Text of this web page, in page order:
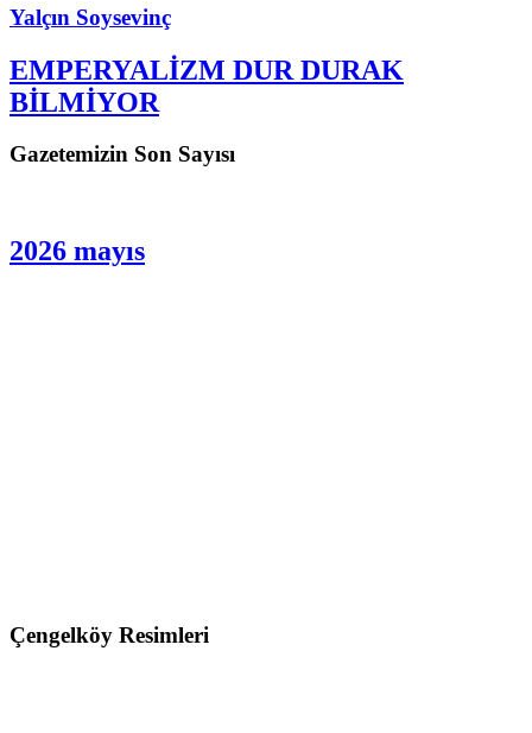
.
102
103
104
Son »»»